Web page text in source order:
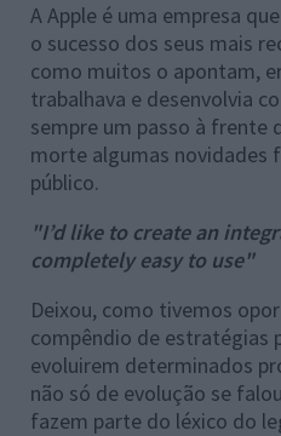
A Apple é uma empresa
o sucesso dos seus mais
como muitos o apontam,
trabalhava e desenvolvia
sempre um passo à frente
morte algumas novidades
público.
"I’d like to create an
completely easy to use"
Deixou, como tivemos
compêndio de estratégias
evoluirem determinados
não só de evolução se
fazem parte do léxico do